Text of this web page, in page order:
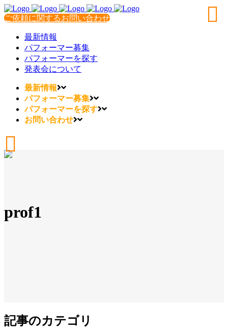
ご依頼に関するお問い合わせ
最新情報
パフォーマー募集
パフォーマーを探す
発表会について
最新情報
パフォーマー募集
パフォーマーを探す
お問い合わせ
prof1
記事のカテゴリ